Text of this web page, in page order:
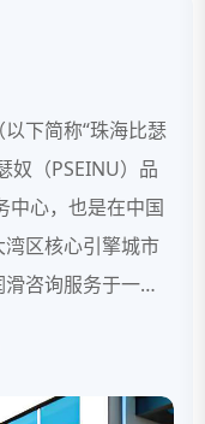
下简称“珠海比瑟
奴（PSEINU）品
中心，也是在中国
区核心引擎城市
咨询服务于一体
作为比瑟奴在大
载着集团润滑技
子品牌塞维欧